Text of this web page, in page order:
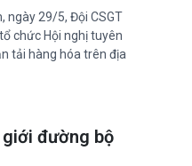
ngày 29/5, Đội CSGT
chức Hội nghị tuyên
tải hàng hóa trên địa
đường bộ